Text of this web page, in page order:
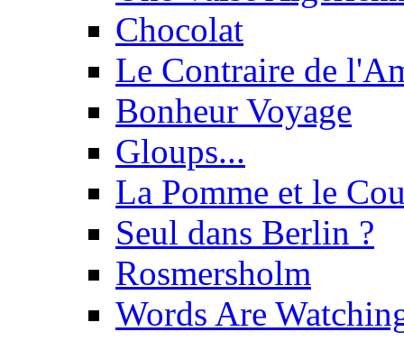
Chocolat
Le Contraire de
Bonheur Voyage
Gloups...
La Pomme et le
Seul dans Berlin ?
Rosmersholm
Words Are